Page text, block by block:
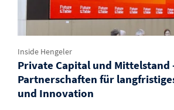
Inside Hengeler
Private Capital und Mittelstand
Partnerschaften für
und Innovation